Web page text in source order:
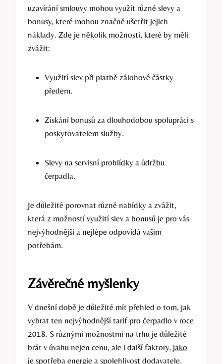
uzavírání smlouvy mohou využít různé slevy a
bonusy, které mohou značně ušetřit jejich
náklady. Zde je několik možností, které by měli
zvážit:
Využití slev při platbě zálohové částky
předem.
Získání bonusů za dlouhodobou spolupráci s
poskytovatelem služby.
Slevy na servisní prohlídky a údržbu
čerpadla.
Je důležité porovnat různé nabídky a zvážit,
která z možností využití slev a bonusů je pro vás
nejvýhodnější a nejlépe odpovídá vašim
potřebám.
Závěrečné myšlenky
V dnešní době je důležité mít přehled o tom, jak
vybrat ten nejvýhodnější tarif pro čerpadlo v roce
2018. S různými možnostmi na trhu je důležité
brát v úvahu nejen cenu, ale i další faktory, jako
je spotřeba energie a spolehlivost dodavatele.